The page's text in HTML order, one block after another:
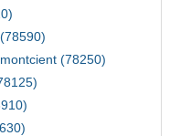
(78250)